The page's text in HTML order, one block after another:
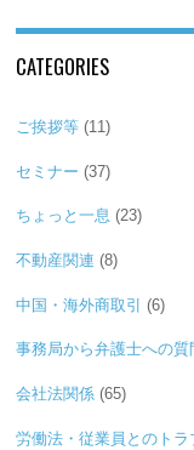
CATEGORIES
ご挨拶等 (11)
セミナー (37)
ちょっと一息 (23)
不動産関連 (8)
中国・海外商取引 (6)
事務局から弁護士への質
会社法関係 (65)
労働法・従業員とのトラ